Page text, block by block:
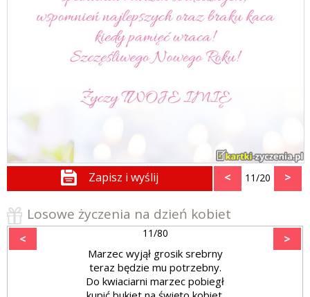
Zapisz i wyślij < 11/20 >
Losowe życzenia na dzień kobiet
< 11/80 >
Marzec wyjął grosik srebrny
teraz będzie mu potrzebny.
Do kwiaciarni marzec pobiegł